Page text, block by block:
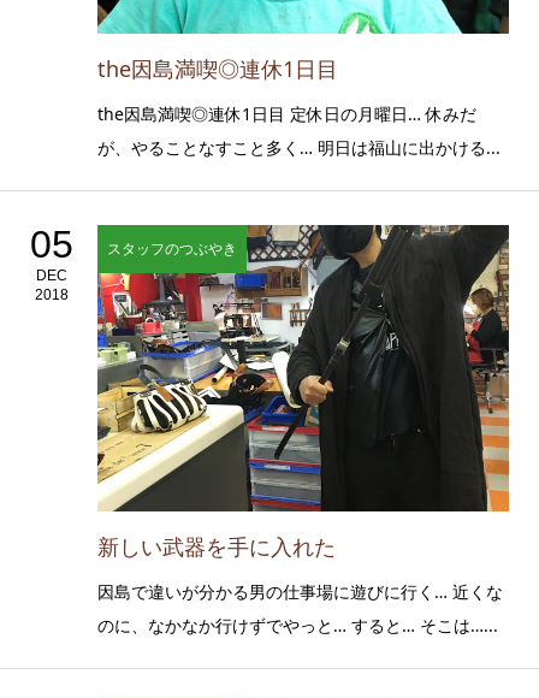
the因島満喫◎連休1日目
the因島満喫◎連休1日目 定休日の月曜日… 休みだ
が、やることなすこと多く… 明日は福山に出かける...
05
DEC
2018
スタッフのつぶやき
新しい武器を手に入れた
因島で違いが分かる男の仕事場に遊びに行く… 近くな
のに、なかなか行けずでやっと… すると… そこは…...